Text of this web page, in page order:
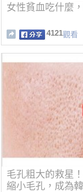
女性貧血吃什麼
4121觀看
毛孔粗大的救星
縮小毛孔，成為